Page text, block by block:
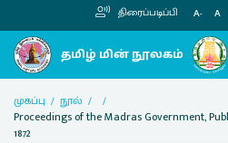
திரைப்படிப்பி A- A
முகப்பு
நூல்
Proceedings of the Madras Government,
1872